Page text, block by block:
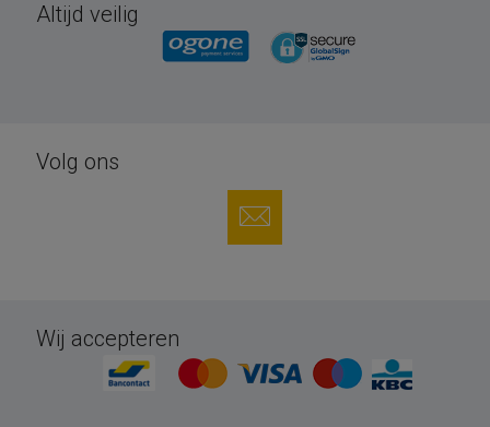
Altijd veilig
Volg ons
Wij accepteren